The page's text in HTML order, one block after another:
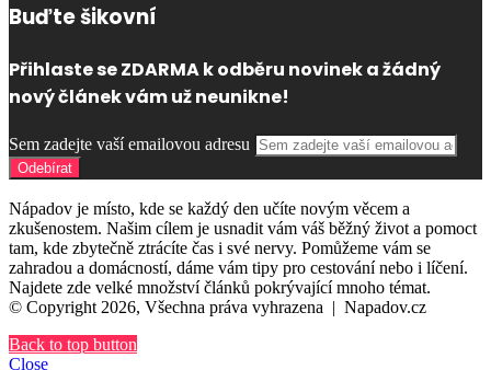
Buďte šikovní
Přihlaste se ZDARMA k odběru novinek a žádný
nový článek vám už neunikne!
Sem zadejte vaší emailovou adresu
Nápadov je místo, kde se každý den učíte novým věcem a
zkušenostem. Našim cílem je usnadit vám váš běžný život a pomoct
tam, kde zbytečně ztrácíte čas i své nervy. Pomůžeme vám se
zahradou a domácností, dáme vám tipy pro cestování nebo i líčení.
Najdete zde velké množství článků pokrývající mnoho témat.
© Copyright 2026, Všechna práva vyhrazena | Napadov.cz
Back to top button
Close